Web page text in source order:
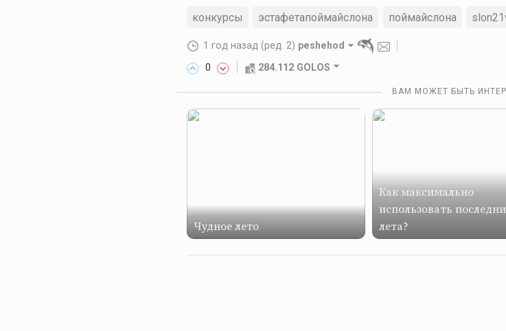
конкурсы эстафетапоймайслона поймайслона
1 год назад (ред. 2) peshehod
0 284.112 GOLOS
ВАМ МОЖЕТ БЫТЬ
Чудное лето
Как максимально
использовать
лета?